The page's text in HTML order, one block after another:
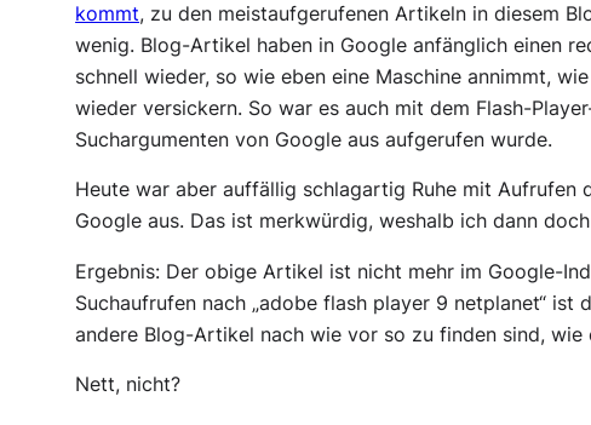
kommt, zu den meistaufgerufenen Artikeln in diesem
wenig. Blog-Artikel haben in Google anfänglich einen
schnell wieder, so wie eben eine Maschine annimmt,
wieder versickern. So war es auch mit dem Flash-
Suchargumenten von Google aus aufgerufen wurde.
Heute war aber auffällig schlagartig Ruhe mit
Google aus. Das ist merkwürdig, weshalb ich dann
Ergebnis: Der obige Artikel ist nicht mehr im Google-
Suchaufrufen nach „adobe flash player 9 netplanet“
andere Blog-Artikel nach wie vor so zu finden sind, wie
Nett, nicht?